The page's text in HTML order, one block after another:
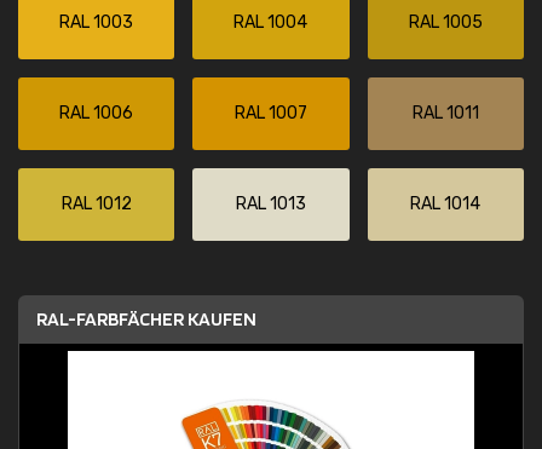
RAL 1003 RAL 1004 RAL 1005
RAL 1006 RAL 1007 RAL 1011
RAL 1012 RAL 1013 RAL 1014
RAL-FARBFÄCHER KAUFEN